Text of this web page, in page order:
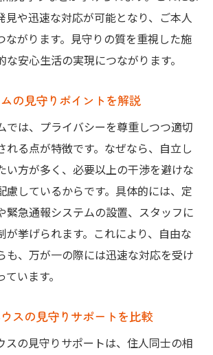
見や迅速な対応が可能となり、ご本人
ながります。見守りの質を重視した施
安心生活の実現につながります。
の見守りポイントを解説
では、プライバシーを尊重しつつ適切
れる点が特徴です。なぜなら、自立し
い方が多く、必要以上の干渉を避けな
慮しているからです。具体的には、定
緊急通報システムの設置、スタッフに
が挙げられます。これにより、自由な
も、万が一の際には迅速な対応を受け
います。
スの見守りサポートを比較
スの見守りサポートは、住人同士の相